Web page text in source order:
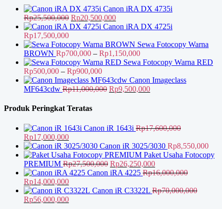
Rp20,500,000.
Canon iRA DX 4735i
Rp25,500,000 Harga
aslinya
Rp25,500,000.
Rp20,500,000Harga
saat
adalah:
Rp20,500,000.
Canon iRA DX 4725i
Rp17,500,000
Sewa Fotocopy Warna
BROWN Rp700,000 – Rp1,150,000Rentang
harga:
hingga
Rp1,150,000
Sewa Fotocopy Warna RED
Rp500,000 – Rp900,000Rentang
harga:
Rp500,000
Canon Imageclass
MF643cdw Rp11,000,000 Harga
Rp9,500,000Harga
Rp9,500,000.
Produk Peringkat Teratas
Canon iR 1643i Rp17,600,000
Harga
aslinya
adalah:
Rp17,600,000.
Rp17,000,000Harga
saat
ini
adalah:
Rp17,000,000.
Canon iR 3025/3030 Rp8,550,000
Paket Usaha Fotocopy
PREMIUM Rp27,500,000 Harga
aslinya
Rp27,500,000.
Rp26,250,000Harga
saat
adalah:
Canon iRA 4225 Rp16,000,000
Harga
aslinya
adalah:
Rp14,000,000Harga
saat
ini
Canon iR C3322L Rp70,000,000
Harga
Rp56,000,000Harga